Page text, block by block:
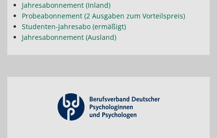
Jahresabonnement (Inland)
Probeabonnement (2 Ausgaben zum Vorteilspreis)
Studenten-Jahresabo (ermäßigt)
Jahresabonnement (Ausland)